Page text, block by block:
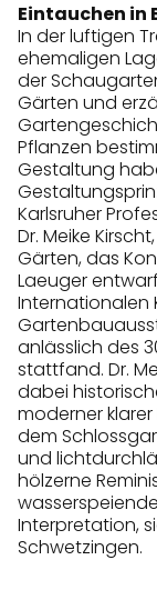
Eintauchen in
In der luftigen
ehemaligen
der
Gärten und
Pflanzen
Gestaltung
Karlsruher
Dr. Meike
Gärten, das
Laeuger
Internationalen
anlässlich des
stattfand. Dr.
dabei
moderner
dem
und
hölzerne
Interpretation,
Schwetzingen.